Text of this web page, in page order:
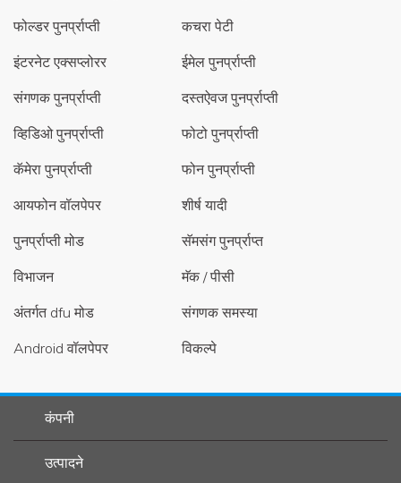
फोल्डर पुनर्प्राप्ती
कचरा पेटी
इंटरनेट एक्सप्लोरर
ईमेल पुनर्प्राप्ती
संगणक पुनर्प्राप्ती
दस्तऐवज पुनर्प्राप्ती
व्हिडिओ पुनर्प्राप्ती
फोटो पुनर्प्राप्ती
कॅमेरा पुनर्प्राप्ती
फोन पुनर्प्राप्ती
आयफोन वॉलपेपर
शीर्ष यादी
पुनर्प्राप्ती मोड
सॅमसंग पुनर्प्राप्त
विभाजन
मॅक / पीसी
अंतर्गत dfu मोड
संगणक समस्या
Android वॉलपेपर
विकल्पे
कंपनी
उत्पादने